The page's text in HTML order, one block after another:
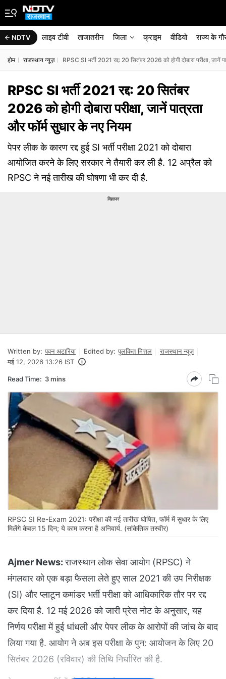
NDTV लाइव टीवी ताजातरीन जिला क्राइम वीडियो राज्‍य के
होम राजस्थान न्यूज़ RPSC SI भर्ती 2021 रद्द: 20 सितंबर 2026 को होगी दोबारा परीक्षा, जानें
RPSC SI भर्ती 2021 रद्द: 20 सितंबर
2026 को होगी दोबारा परीक्षा, जानें पात्रता
और फॉर्म सुधार के नए नियम
पेपर लीक के कारण रद्द हुई SI भर्ती परीक्षा 2021 को दोबारा
आयोजित करने के लिए सरकार ने तैयारी कर ली है. 12 अप्रैल को
RPSC ने नई तारीख की घोषणा भी कर दी है.
विज्ञापन
Written by: पवन अटारिया Edited by: पुलकित मित्तल
राजस्थान न्यूज़
मई 12, 2026 13:26 IST
Read Time: 3 mins
RPSC SI Re-Exam 2021: परीक्षा की नई तारीख घोषित, फॉर्म में सुधार के लिए
मिलेंगे केवल 15 दिन; ये काम करना है अनिवार्य. (सांकेतिक तस्वीर)
Ajmer News:राजस्थान लोक सेवा आयोग (RPSC) ने
मंगलवार को एक बड़ा फैसला लेते हुए साल 2021 की उप निरीक्षक
(SI) और प्लाटून कमांडर भर्ती परीक्षा को आधिकारिक तौर पर रद्द
कर दिया है. 12 मई 2026 को जारी प्रेस नोट के अनुसार, यह
निर्णय परीक्षा में हुई धांधली और पेपर लीक के आरोपों की जांच के बाद
लिया गया है. आयोग ने अब इस परीक्षा के पुन: आयोजन के लिए 20
सितंबर 2026 (रविवार) की तिथि निर्धारित की है.